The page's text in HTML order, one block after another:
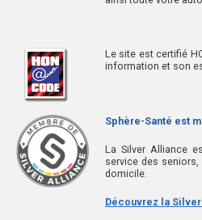
Le site est certifié
information et son
Sphère-Santé est
La Silver Alliance
service des
domicile.
Découvrez la